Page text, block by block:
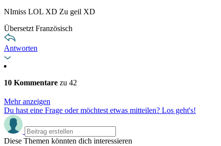
NImiss LOL XD Zu geil XD
Übersetzt Französisch
Antworten
10 Kommentare zu 42
Mehr anzeigen
Du hast eine Frage oder möchtest etwas mitteilen? Los geht's!
Diese Themen könnten dich interessieren